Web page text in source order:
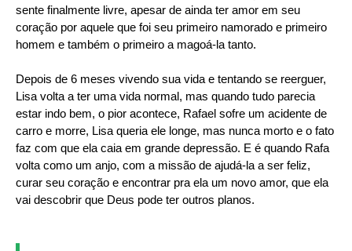
sente finalmente livre, apesar de ainda ter amor em seu
coração por aquele que foi seu primeiro namorado e primeiro
homem e também o primeiro a magoá-la tanto.
Depois de 6 meses vivendo sua vida e tentando se reerguer,
Lisa volta a ter uma vida normal, mas quando tudo parecia
estar indo bem, o pior acontece, Rafael sofre um acidente de
carro e morre, Lisa queria ele longe, mas nunca morto e o fato
faz com que ela caia em grande depressão. E é quando Rafa
volta como um anjo, com a missão de ajudá-la a ser feliz,
curar seu coração e encontrar pra ela um novo amor, que ela
vai descobrir que Deus pode ter outros planos.